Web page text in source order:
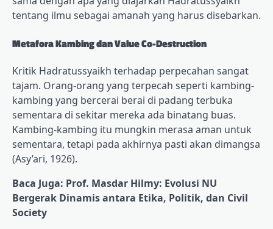
tentang ilmu sebagai amanah yang harus disebarkan.
Metafora Kambing dan Value Co-Destruction
Kritik Hadratussyaikh terhadap perpecahan sangat
tajam. Orang-orang yang terpecah seperti kambing-
kambing yang bercerai berai di padang terbuka
sementara di sekitar mereka ada binatang buas.
Kambing-kambing itu mungkin merasa aman untuk
sementara, tetapi pada akhirnya pasti akan dimangsa
(Asy’ari, 1926).
Baca Juga: Prof. Masdar Hilmy: Evolusi NU
Bergerak Dinamis antara Etika, Politik, dan Civil
Society